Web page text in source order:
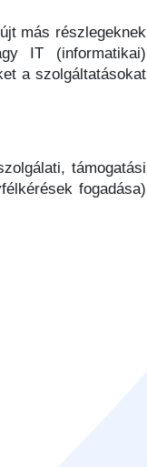
más részlegeknek
IT (informatikai)
a szolgáltatásokat
támogatási
fogadása)